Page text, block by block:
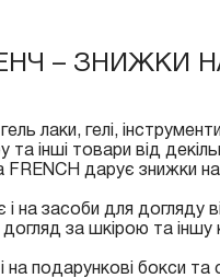
– ЗНИЖКИ
лаки, гелі,
та інші товари від
FRENCH дарує знижки
на засоби для догляду
за шкірою та іншу
на подарункові бокси